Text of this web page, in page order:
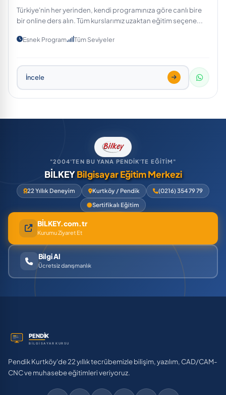
Türkiye'nin her yerinden, kendi programınıza göre canlı bire
bir online ders alın. Tüm kurslarımız uzaktan eğitim seçene...
Esnek Program Tüm Seviyeler
İncele
"2004'TEN BU YANA PENDİK'TE EĞİTİM"
BİLKEYBilgisayar Eğitim Merkezi
22 Yıllık Deneyim Kurtköy / Pendik
(0216) 354 79 79
Sertifikalı Eğitim
BİLKEY.com.tr
Kurumu Ziyaret Et
Bilgi Al
Ücretsiz danışmanlık
Pendik Kurtköy'de 22 yıllık tecrübemizle bilişim, yazılım, CAD/CAM-
CNC ve muhasebe eğitimleri veriyoruz.